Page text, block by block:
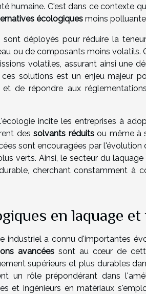
humaine. C'est dans ce contexte
écologiques moins
déployés pour réduire la
ou de composants moins volatils.
volatiles, assurant ainsi une
solutions est un enjeu majeur
de répondre aux
incite les entreprises à
dessolvants réduitsou même à
sont encouragées par
verts. Ainsi, le secteur du
cherchant constamment à
en laquage
industriel a connu d'importantes
avancées sont au cœur de
supérieurs et plus durables
un rôle prépondérant dans
et ingénieurs en matériaux